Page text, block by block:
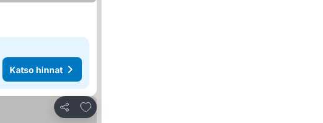
Katso hinnat
Jaa
Lisää suosikkeihin